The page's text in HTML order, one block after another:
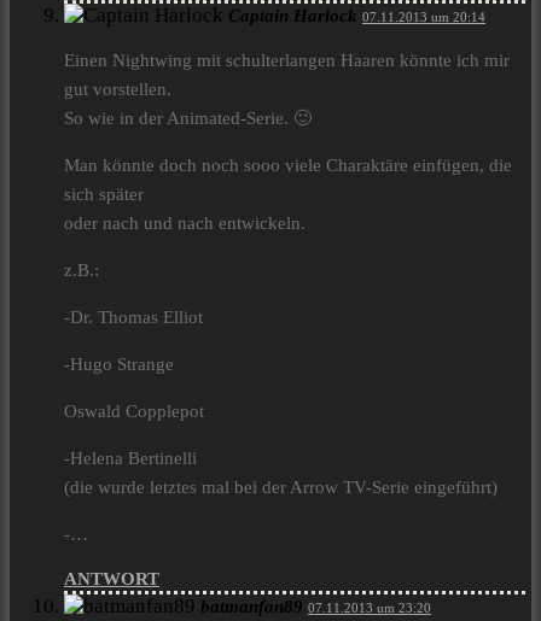
Captain Harlock 07.11.2013 um 20:14
Einen Nightwing mit schulterlangen Haaren könnte ich mir
gut vorstellen.
So wie in der Animated-Serie. 🙂
Man könnte doch noch sooo viele Charaktäre einfügen, die
sich später
oder nach und nach entwickeln.
z.B.:
-Dr. Thomas Elliot
-Hugo Strange
Oswald Copplepot
-Helena Bertinelli
(die wurde letztes mal bei der Arrow TV-Serie eingeführt)
-…
ANTWORT
batmanfan89 07.11.2013 um 23:20